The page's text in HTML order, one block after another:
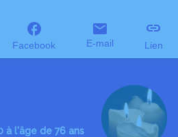
Facebook E-mail Lien
à l'âge de 76 ans